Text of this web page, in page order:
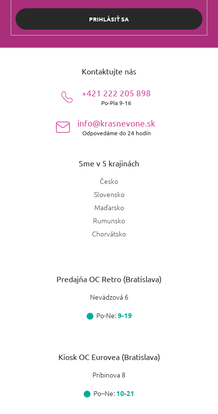
PRIHLÁSIŤ SA
Kontaktujte nás
+421 222 205 898
Po-Pia 9-16
info@krasnevone.sk
Odpovedáme do 24 hodín
Sme v 5 krajinách
Česko
Slovensko
Maďarsko
Rumunsko
Chorvátsko
Predajňa OC Retro (Bratislava)
Nevädzová 6
Po-Ne:9-19
Kiosk OC Eurovea (Bratislava)
Pribinova 8
Po–Ne: 10-21